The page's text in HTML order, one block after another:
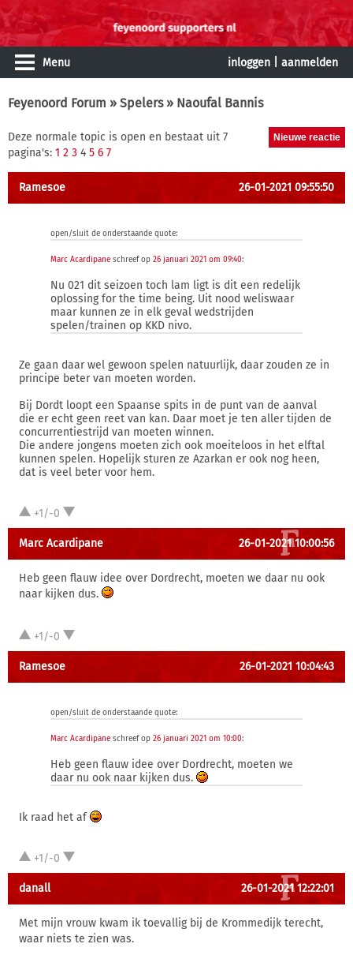
Menu inloggen aanmelden
Feyenoord Forum » Spelers» Naoufal Bannis
Deze normale topic is open en bestaat uit 7
pagina's: 1 2 3 4 5 6 7
Ramesoe 26-01-2021 09:55:50
open/sluit de onderstaande quote:
Marc Acardipane schreef op 26 januari 2021 om 09:40:
Nu 021 dit seizoen toch lam ligt is dit een redelijk
oplossing for the time being. Uit nood weliswaar
maar kunnen ze in elk geval wedstrijden
spelen/trainen op KKD nivo.
Ze gaan daar wel gewoon spelen natuurlijk, daar zouden ze in
principe beter van moeten worden.
Bij Dordt loopt een Spaanse spits in de punt van de aanval
die er echt geen reet van kan. Daar moet je ten aller tijden de
concurrentiestrijd van moeten winnen.
Die andere jongens moeten zich ook moeiteloos in het elftal
kunnen spelen. Hopelijk sturen ze Azarkan er ook nog heen,
dat is veel beter voor hem.
+1/-0
Marc Acardipane 26-01-2021 10:00:56
Heb geen flauw idee over Dordrecht, moeten we daar nu ook
naar kijken dus.
+1/-0
Ramesoe 26-01-2021 10:04:43
open/sluit de onderstaande quote:
Marc Acardipane schreef op 26 januari 2021 om 10:00:
Heb geen flauw idee over Dordrecht, moeten we
daar nu ook naar kijken dus.
Ik raad het af
+1/-0
danall 26-01-2021 12:22:01
Met mijn vrouw kwam ik toevallig bij de Krommedijk terecht,
waar niets te zien was.